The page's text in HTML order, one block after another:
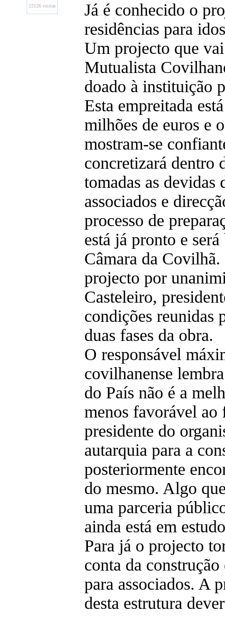
22126 visitas
Já é conhecido o
residências para
Um projecto que
Mutualista
doado à instituição
Esta empreitada
milhões de euros e
mostram-se
concretizará dentro
tomadas as
associados e
processo de
está já pronto e
Câmara da Covilhã.
projecto por
Casteleiro,
condições reunidas
duas fases da obra.
O responsável
covilhanense
do País não é a
menos favorável
presidente do
autarquia para a
posteriormente
do mesmo. Algo
uma parceria
ainda está em
Para já o projecto
conta da
para associados. A
desta estrutura